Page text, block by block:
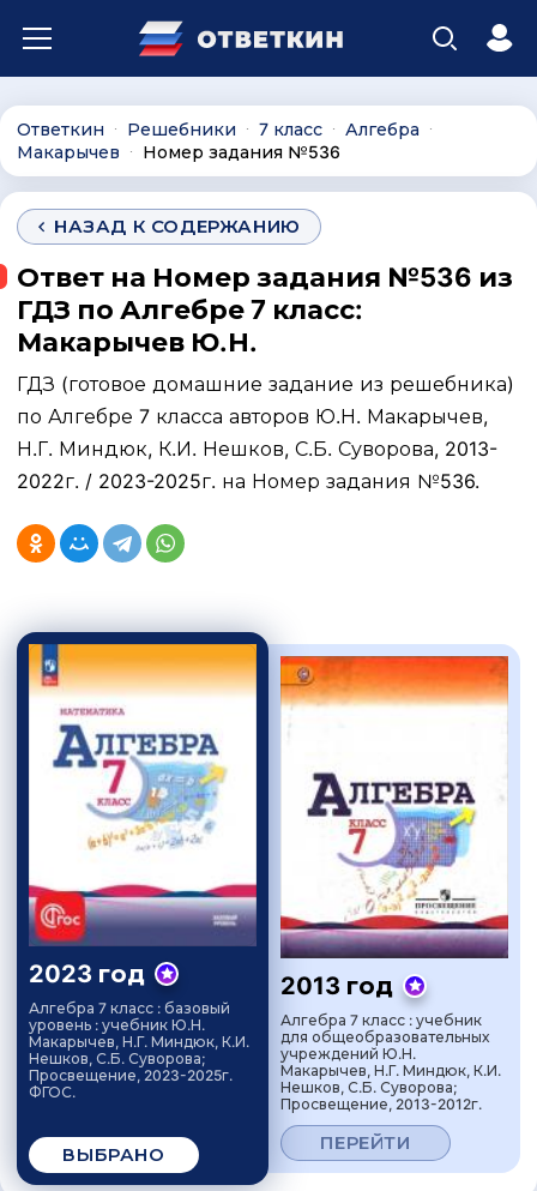
Ответкин ∙ Решебники ∙ 7 класс ∙ Алгебра ∙
Макарычев ∙ Номер задания №536
НАЗАД К СОДЕРЖАНИЮ
Ответ на Номер задания №536 из
ГДЗ по Алгебре 7 класс:
Макарычев Ю.Н.
ГДЗ (готовое домашние задание из решебника)
по Алгебре 7 класса авторов Ю.Н. Макарычев,
Н.Г. Миндюк, К.И. Нешков, С.Б. Суворова, 2013-
2022г. / 2023-2025г. на Номер задания №536.
2023 год
Алгебра 7 класс : базовый
уровень : учебник Ю.Н.
Макарычев, Н.Г. Миндюк, К.И.
Нешков, С.Б. Суворова;
Просвещение, 2023-2025г.
ФГОС.
ВЫБРАНО
2013 год
Алгебра 7 класс : учебник
для общеобразовательных
учреждений Ю.Н.
Макарычев, Н.Г. Миндюк, К.И.
Нешков, С.Б. Суворова;
Просвещение, 2013-2012г.
ПЕРЕЙТИ